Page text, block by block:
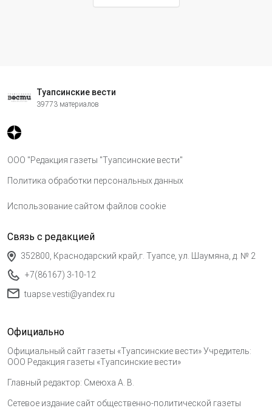
Туапсинские вести
39773 материалов
ООО "Редакция газеты "Туапсинские вести"
Политика обработки персональных данных
Использование сайтом файлов cookie
Связь с редакцией
352800, Краснодарский край,г. Туапсе, ул. Шаумяна, д. № 2
+7(86167) 3-10-12
tuapse.vesti@yandex.ru
Официально
Официальный сайт газеты «Туапсинские вести» Учредитель:
ООО Редакция газеты «Туапсинские вести»
Главный редактор: Смеюха А. В.
Сетевое издание сайт общественно-политической газеты